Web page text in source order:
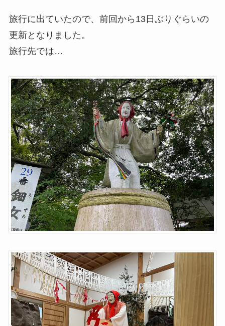
旅行に出ていたので、前回から13日ぶりぐらいの
更新となりました。
旅行先では…